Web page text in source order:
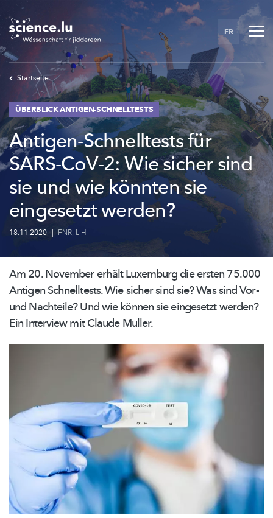
to
main
content
FR
Startseite
ÜBERBLICK ANTIGEN-SCHNELLTESTS
Antigen-Schnelltests für
SARS-CoV-2: Wie sicher sind
sie und wie könnten sie
eingesetzt werden?
18.11.2020 | FNR, LIH
Am 20. November erhält Luxemburg die ersten 75.000
Antigen Schnelltests. Wie sicher sind sie? Was sind Vor-
und Nachteile? Und wie können sie eingesetzt werden?
Ein Interview mit Claude Muller.